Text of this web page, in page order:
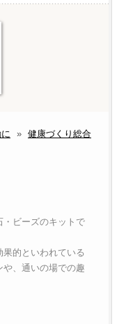
» 健康づくり総合
・ビーズのキットで
的といわれている
、通いの場での趣